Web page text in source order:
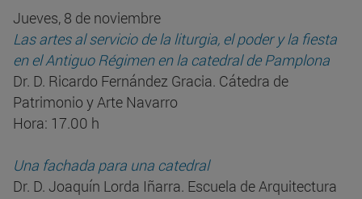
Jueves, 8 de noviembre
Las artes al servicio de la liturgia, el poder y la fiesta
en el Antiguo Régimen en la catedral de Pamplona
Dr. D. Ricardo Fernández Gracia. Cátedra de
Patrimonio y Arte Navarro
Hora: 17.00 h
Una fachada para una catedral
Dr. D. Joaquín Lorda Iñarra. Escuela de Arquitectura